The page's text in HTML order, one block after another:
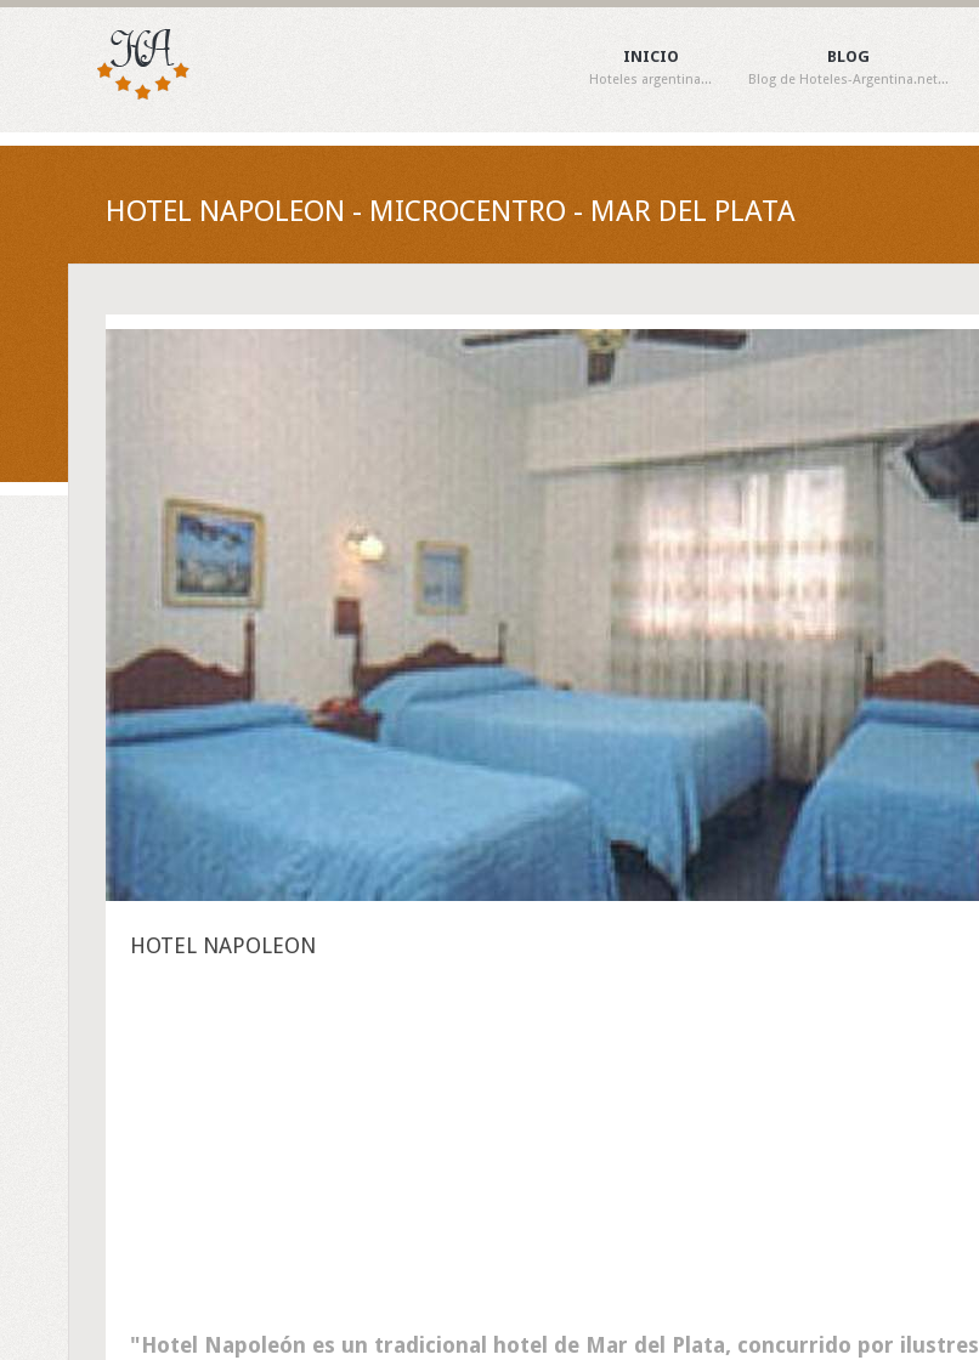
INICIO
Hoteles argentina...
BLOG
Blog de Hoteles-Argentina.net...
HOTEL NAPOLEON - MICROCENTRO - MAR DEL PLATA
HOTEL NAPOLEON
Hotel Napoleón es un tradicional hotel de Mar del Plata, concurrido por ilustres